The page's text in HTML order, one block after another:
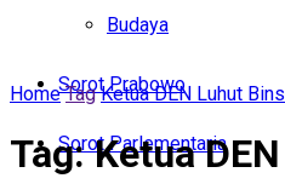
Budaya
Sorot Prabowo
Sorot Parlementaria
Sorot Parlementaria
Home Tag Ketua DEN Luhut
Tag:Ketua